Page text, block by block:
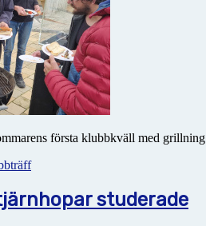
första klubbkväll med
studerade